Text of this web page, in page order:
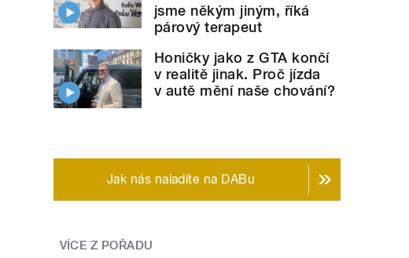
jsme někým jiným, říká
párový terapeut
Honičky jako z GTA končí
v realitě jinak. Proč jízda
v autě mění naše chování?
Jak nás naladíte na DABu
VÍCE Z POŘADU